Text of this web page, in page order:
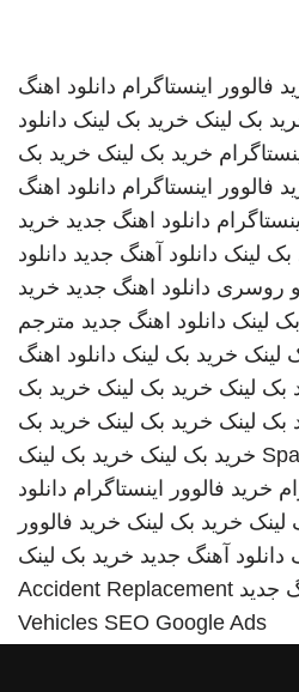
فالوور اینستاگرام دانلود اهنگ
بک لینک خرید بک لینک دانلود
خرید بک لینک خرید بک
فالوور اینستاگرام دانلود اهنگ
دانلود اهنگ جدید خرید
بک لینک دانلود آهنگ جدید دانلود
روسری دانلود اهنگ جدید خرید
لینک دانلود اهنگ جدید مترجم
لینک خرید بک لینک دانلود اهنگ
بک لینک خرید بک لینک خرید بک
بک لینک خرید بک لینک خرید بک
خرید بک لینک خرید بک لینک
خرید فالوور اینستاگرام دانلود
لینک خرید بک لینک خرید فالوور
دانلود آهنگ جدید خرید بک لینک
جدید Accident Replacement
Vehicles SEO Google Ads